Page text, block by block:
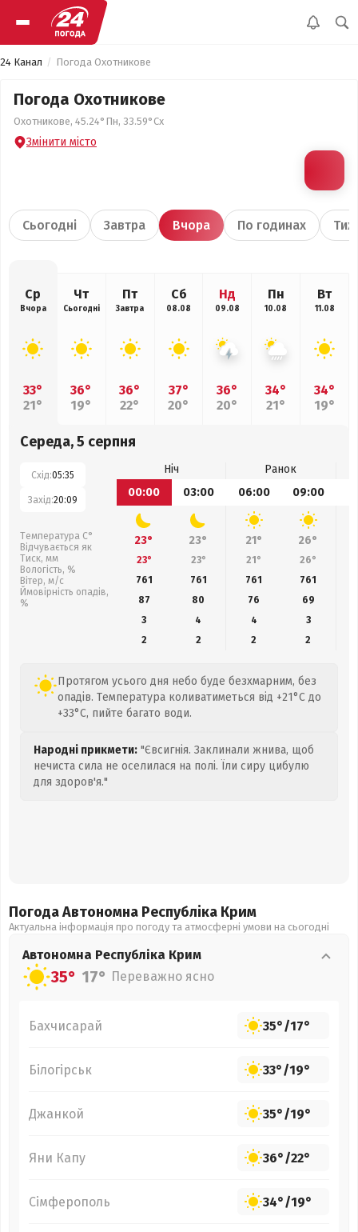
24 Канал Погода Охотникове
Погода Охотникове
Охотникове, 45.24°Пн, 33.59°Сх
Змінити місто
Сьогодні Завтра Вчора По годинах
Ср
Вчора
33°
21°
Чт
Сьогодні
36°
19°
Пт
Завтра
36°
22°
Сб
08.08
37°
20°
Нд
09.08
36°
20°
Пн
10.08
34°
21°
Вт
11.08
34°
19°
Середа, 5 серпня
Схід:05:35
Захід:20:09
Температура С°
Відчувається як
Тиск, мм
Вологість, %
Вітер, м/с
Ймовірність опадів,
%
Ніч
Ранок
00:00
03:00 06:00 09:00
23° 23° 21° 26°
23° 23° 21° 26°
761
761 761 761
87
80 76 69
3
4 4
3
2
2 2 2
Протягом усього дня небо буде безхмарним, без
опадів. Температура коливатиметься від +21°C до
+33°C, пийте багато води.
Народні прикмети: "Євсигнія. Заклинали жнива, щоб
нечиста сила не оселилася на полі. Їли сиру цибулю
для здоров'я."
Погода Автономна Республіка Крим
Актуальна інформація про погоду та атмосферні умови на сьогодні
Автономна Республіка Крим
35° 17° Переважно ясно
Бахчисарай 35°/17°
Білогірськ 33°/19°
Джанкой 35°/19°
Яни Капу 36°/22°
Сімферополь 34°/19°